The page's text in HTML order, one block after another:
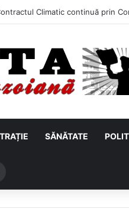
SĂNĂTATE